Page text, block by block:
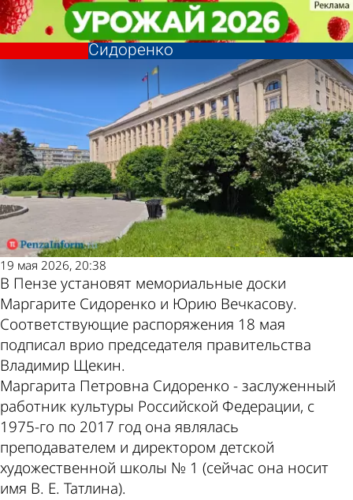
В Пензе увековечат память Юрия
Вечкасова и Маргариты
Сидоренко
Общество
19 мая 2026, 20:38
В Пензе установят мемориальные доски
Маргарите Сидоренко и Юрию Вечкасову.
Соответствующие распоряжения 18 мая
подписал врио председателя правительства
Владимир Щекин.
Маргарита Петровна Сидоренко - заслуженный
работник культуры Российской Федерации, с
1975-го по 2017 год она являлась
преподавателем и директором детской
художественной школы № 1 (сейчас она носит
имя В. Е. Татлина).
В Пензе увековечат память Юрия
Вечкасова и Маргариты
Сидоренко
Общество
Другие новости по
теме
Погода и курсы
валют в Пензе